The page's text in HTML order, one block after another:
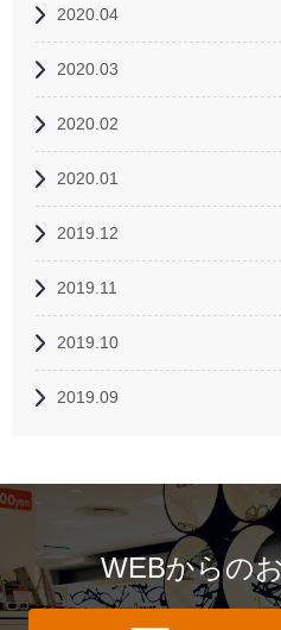
2020.04
2020.03
2020.02
2020.01
2019.12
2019.11
2019.10
2019.09
WEBからの